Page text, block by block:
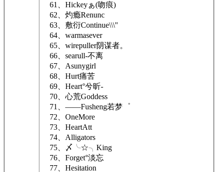
61、Hickeyぁ(吻痕)
62、灼瘾Renunc
63、敷衍Continue\\\"
64、warmasever
65、wirepuller阴谋者。
66、searull-不离
67、Asunygirl
68、Hurt痛苦
69、Heart°兮昕-
70、心荒Goddess
71、——Fusheng若梦゜
72、OneMore
73、HeartAtt
74、Alligators
75、〆╰☆╮King
76、Forget°淡忘
77、Hesitation